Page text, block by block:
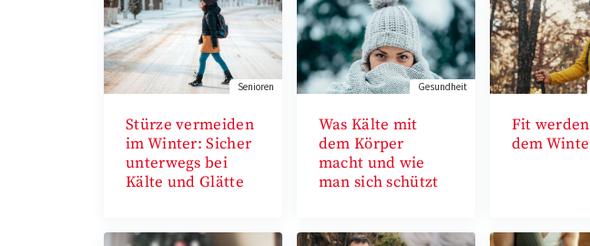
Senioren
Stürze vermeiden
im Winter: Sicher
unterwegs bei
Kälte und Glätte
Gesundheit
Was Kälte mit
dem Körper
macht und wie
man sich schützt
Fit
dem